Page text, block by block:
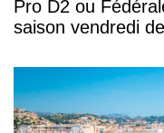
Pro D2 ou
saison vendredi